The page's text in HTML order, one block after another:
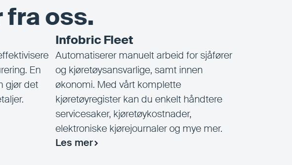
oss.
En
gjør det
Infobric Fleet
Automatiserer manuelt arbeid for sjåfører
og kjøretøysansvarlige, samt innen
økonomi. Med vårt komplette
kjøretøyregister kan du enkelt håndtere
servicesaker, kjøretøykostnader,
elektroniske kjørejournaler og mye mer.
Les mer